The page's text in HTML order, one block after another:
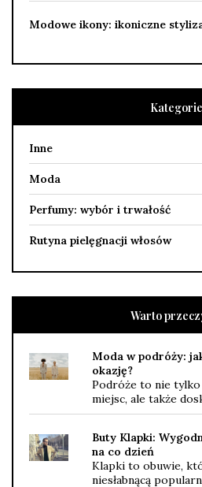
Modowe ikony: ikoniczne
Kategorie
Inne
Moda
Perfumy: wybór i trwałość
Rutyna pielęgnacji włosów
Warto
Moda w podróży:
okazję?
Podróże to nie
miejsc, ale także
Buty Klapki:
na co dzień
Klapki to obuwie,
niesłabnącą